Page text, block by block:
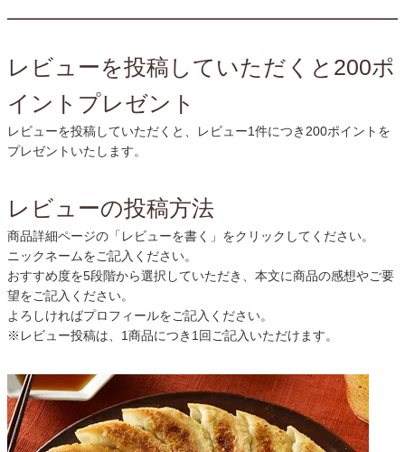
レビューを投稿していただくと200ポ
イントプレゼント
レビューを投稿していただくと、レビュー1件につき200ポイントを
プレゼントいたします。
レビューの投稿方法
商品詳細ページの「レビューを書く」をクリックしてください。
ニックネームをご記入ください。
おすすめ度を5段階から選択していただき、本文に商品の感想やご要
望をご記入ください。
よろしければプロフィールをご記入ください。
※レビュー投稿は、1商品につき1回ご記入いただけます。